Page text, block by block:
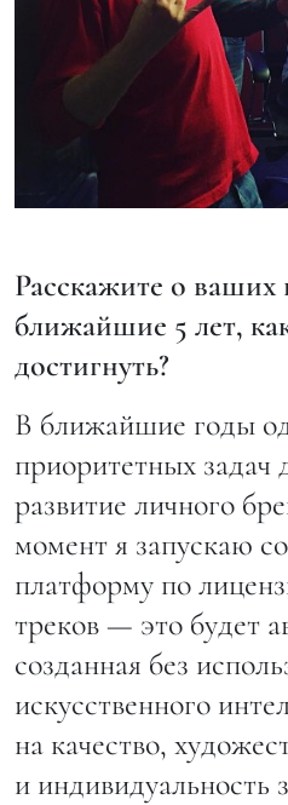
Расскажите о ваших
ближайшие 5 лет,
достигнуть?
В ближайшие годы
приоритетных задач
развитие личного
момент я запускаю
платформу по
треков — это будет
созданная без
искусственного
на качество,
и индивидуальность